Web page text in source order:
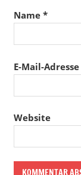
Name *
E-Mail-Adresse
Website